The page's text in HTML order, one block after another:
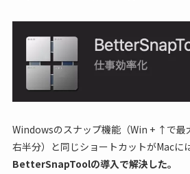
Windowsのスナップ機能（Win + ↑で
右半分）と同じショートカットがMacに
BetterSnapToolの導入で解決した。